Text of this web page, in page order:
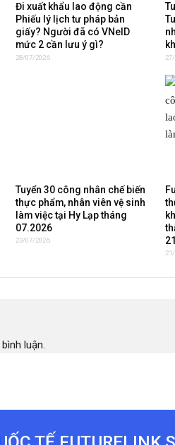
Đi xuất khẩu lao động cần
Phiếu lý lịch tư pháp bản
giấy? Người đã có VNeID
mức 2 cần lưu ý gì?
28/07/2026
Tuyển 30 công nhân chế biến
thực phẩm, nhân viên vệ sinh
làm việc tại Hy Lạp tháng
07.2026
23/07/2026
luận.